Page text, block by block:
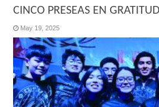
CINCO PRESEAS EN
May 19, 2025